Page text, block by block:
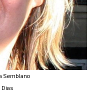
Semblano